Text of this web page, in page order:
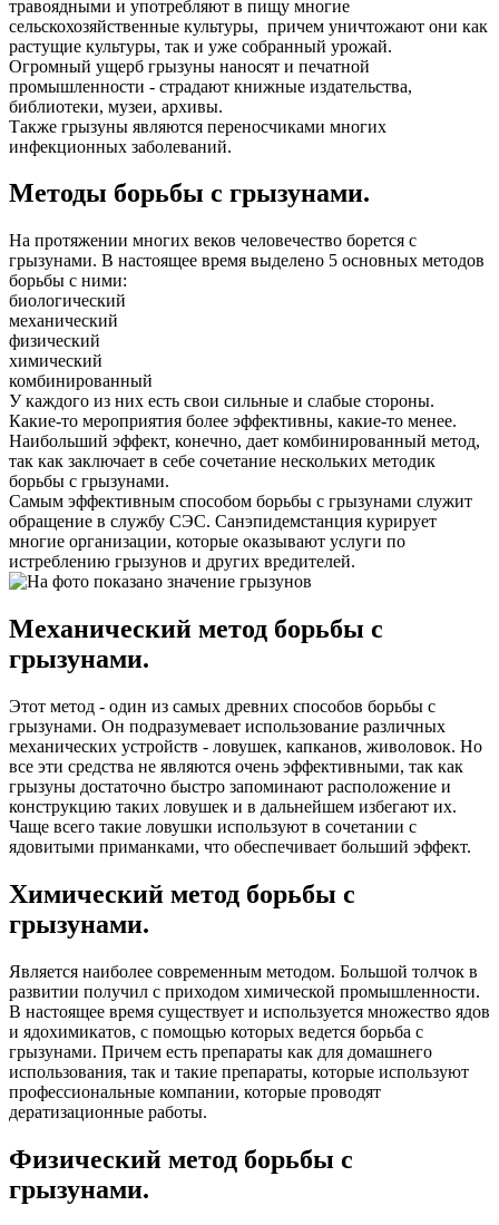
травоядными и употребляют в пищу многие
сельскохозяйственные культуры, причем уничтожают они как
растущие культуры, так и уже собранный урожай.
Огромный ущерб грызуны наносят и печатной
промышленности - страдают книжные издательства,
библиотеки, музеи, архивы.
Также грызуны являются переносчиками многих
инфекционных заболеваний.
Методы борьбы с грызунами.
На протяжении многих веков человечество борется с
грызунами. В настоящее время выделено 5 основных методов
борьбы с ними:
биологический
механический
физический
химический
комбинированный
У каждого из них есть свои сильные и слабые стороны.
Какие-то мероприятия более эффективны, какие-то менее.
Наибольший эффект, конечно, дает комбинированный метод,
так как заключает в себе сочетание нескольких методик
борьбы с грызунами.
Самым эффективным способом борьбы с грызунами служит
обращение в службу СЭС. Санэпидемстанция курирует
многие организации, которые оказывают услуги по
истреблению грызунов и других вредителей.
Механический метод борьбы с
грызунами.
Этот метод - один из самых древних способов борьбы с
грызунами. Он подразумевает использование различных
механических устройств - ловушек, капканов, живоловок. Но
все эти средства не являются очень эффективными, так как
грызуны достаточно быстро запоминают расположение и
конструкцию таких ловушек и в дальнейшем избегают их.
Чаще всего такие ловушки используют в сочетании с
ядовитыми приманками, что обеспечивает больший эффект.
Химический метод борьбы с
грызунами.
Является наиболее современным методом. Большой толчок в
развитии получил с приходом химической промышленности.
В настоящее время существует и используется множество ядов
и ядохимикатов, с помощью которых ведется борьба с
грызунами. Причем есть препараты как для домашнего
использования, так и такие препараты, которые используют
профессиональные компании, которые проводят
дератизационные работы.
Физический метод борьбы с
грызунами.